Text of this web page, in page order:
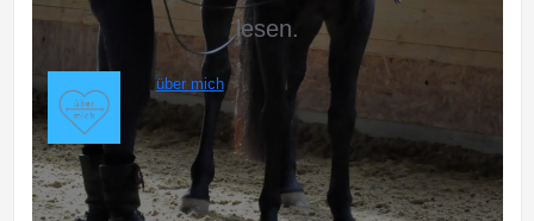
lesen.
über mich